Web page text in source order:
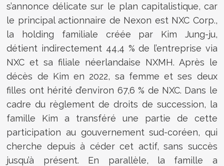
s’annonce délicate sur le plan capitalistique, car
le principal actionnaire de Nexon est NXC Corp.,
la holding familiale créée par Kim Jung-ju,
détient indirectement 44,4 % de l’entreprise via
NXC et sa filiale néerlandaise NXMH. Après le
décès de Kim en 2022, sa femme et ses deux
filles ont hérité d’environ 67,6 % de NXC. Dans le
cadre du règlement de droits de succession, la
famille Kim a transféré une partie de cette
participation au gouvernement sud-coréen, qui
cherche depuis à céder cet actif, sans succès
jusqu’à présent. En parallèle, la famille a